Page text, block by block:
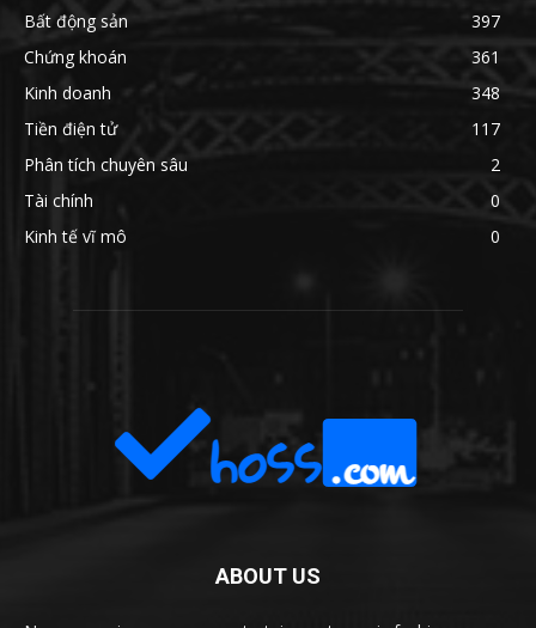
Bất động sản
397
Chứng khoán
361
Kinh doanh
348
Tiền điện tử
117
Phân tích chuyên sâu
2
Tài chính
0
Kinh tế vĩ mô
0
ABOUT US